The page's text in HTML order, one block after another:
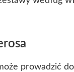
prowadzić